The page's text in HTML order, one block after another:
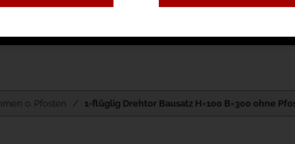
o. Pfosten 1-flüglig Drehtor Bausatz H=100 B=300 ohne